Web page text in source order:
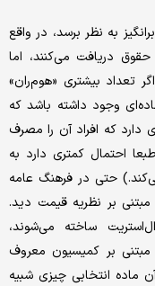
به نظر برسد، در واقع
حقوق دریافت می‌کنند، اما
تعداد بیشتری «هوم‌ران»
وجود داشته باشد که
دارد که افراد آن را مصرف
احتمال کمتری دارد به
حتی در فرهنگ عامه
بر نظریه قیمت دید.
ساخته می‌شوند،
بر کمیسیون معروف
ماده انتخابی چیزی شبیه